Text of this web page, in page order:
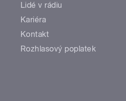
Lidé v rádiu
Kariéra
Kontakt
Rozhlasový poplatek